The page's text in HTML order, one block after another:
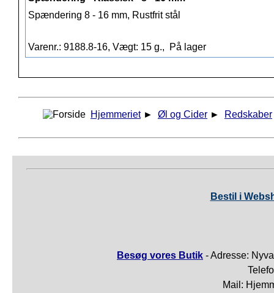
Spændering 8 - 16 mm, Rustfrit stål
Varenr.: 9188.8-16, Vægt: 15 g., På lager
Hjemmeriet ► Øl og Cider ► Redskaber
Bestil i
Besøg vores Butik - Adresse:
Mail: